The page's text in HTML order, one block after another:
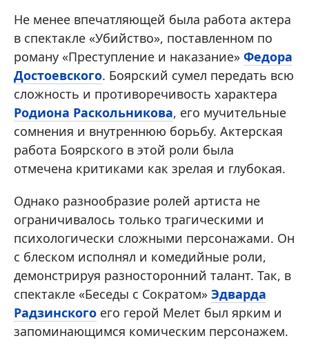
Не менее впечатляющей была работа актера
в спектакле «Убийство», поставленном по
роману «Преступление и наказание» Федора
Достоевского. Боярский сумел передать всю
сложность и противоречивость характера
Родиона Раскольникова, его мучительные
сомнения и внутреннюю борьбу. Актерская
работа Боярского в этой роли была
отмечена критиками как зрелая и глубокая.
Однако разнообразие ролей артиста не
ограничивалось только трагическими и
психологически сложными персонажами. Он
с блеском исполнял и комедийные роли,
демонстрируя разносторонний талант. Так, в
спектакле «Беседы с Сократом» Эдварда
Радзинского его герой Мелет был ярким и
запоминающимся комическим персонажем.